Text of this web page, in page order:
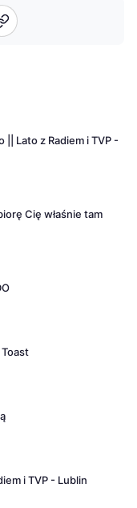
Lato z Radiem i TVP -
Cię właśnie tam
i TVP - Lublin